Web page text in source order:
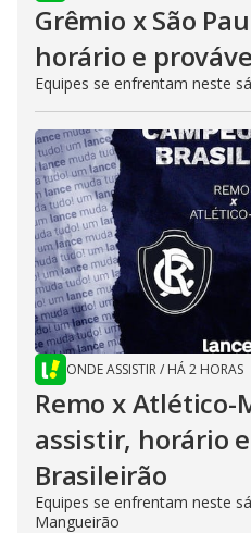
Grêmio x São
horário e
Equipes se enfrentam neste
ONDE ASSISTIR/ HÁ 2 HORAS
Remo x Atlético-
assistir, horário
Brasileirão
Equipes se enfrentam neste
Mangueirão